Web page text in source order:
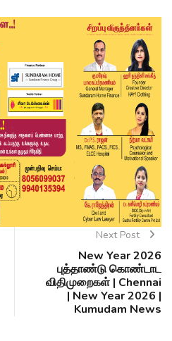
Next Post
New Year 2026
புத்தாண்டு கொண்டாட
விதிமுறைகள் | Chennai
| New Year 2026 |
Kumudam News